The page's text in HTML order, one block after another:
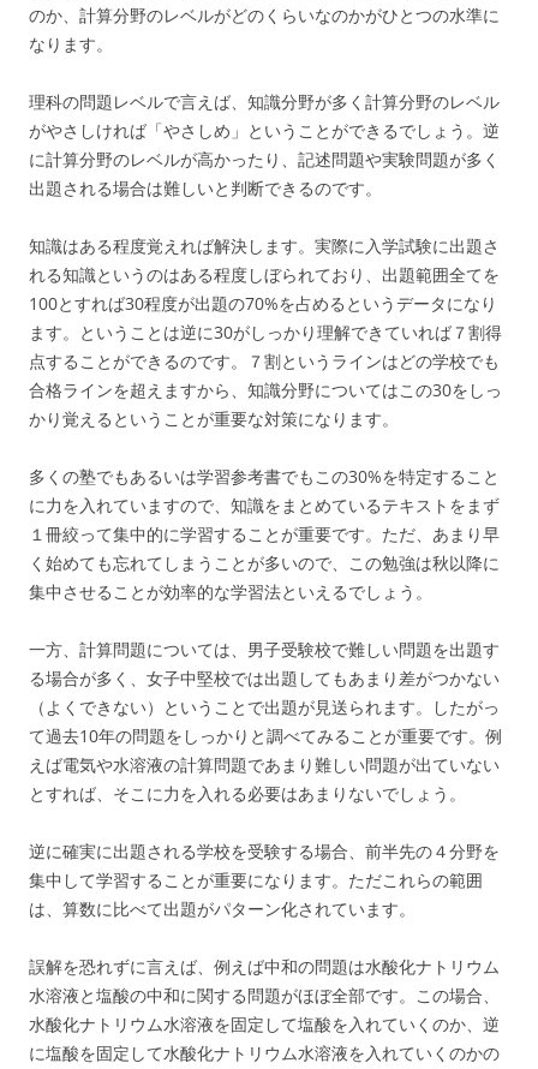
のか、計算分野のレベルがどのくらいなのかがひとつの水準に
なります。
理科の問題レベルで言えば、知識分野が多く計算分野のレベル
がやさしければ「やさしめ」ということができるでしょう。逆
に計算分野のレベルが高かったり、記述問題や実験問題が多く
出題される場合は難しいと判断できるのです。
知識はある程度覚えれば解決します。実際に入学試験に出題さ
れる知識というのはある程度しぼられており、出題範囲全てを
100とすれば30程度が出題の70%を占めるというデータになり
ます。ということは逆に30がしっかり理解できていれば７割得
点することができるのです。７割というラインはどの学校でも
合格ラインを超えますから、知識分野についてはこの30をしっ
かり覚えるということが重要な対策になります。
多くの塾でもあるいは学習参考書でもこの30%を特定すること
に力を入れていますので、知識をまとめているテキストをまず
１冊絞って集中的に学習することが重要です。ただ、あまり早
く始めても忘れてしまうことが多いので、この勉強は秋以降に
集中させることが効率的な学習法といえるでしょう。
一方、計算問題については、男子受験校で難しい問題を出題す
る場合が多く、女子中堅校では出題してもあまり差がつかない
（よくできない）ということで出題が見送られます。したがっ
て過去10年の問題をしっかりと調べてみることが重要です。例
えば電気や水溶液の計算問題であまり難しい問題が出ていない
とすれば、そこに力を入れる必要はあまりないでしょう。
逆に確実に出題される学校を受験する場合、前半先の４分野を
集中して学習することが重要になります。ただこれらの範囲
は、算数に比べて出題がパターン化されています。
誤解を恐れずに言えば、例えば中和の問題は水酸化ナトリウム
水溶液と塩酸の中和に関する問題がほぼ全部です。この場合、
水酸化ナトリウム水溶液を固定して塩酸を入れていくのか、逆
に塩酸を固定して水酸化ナトリウム水溶液を入れていくのかの